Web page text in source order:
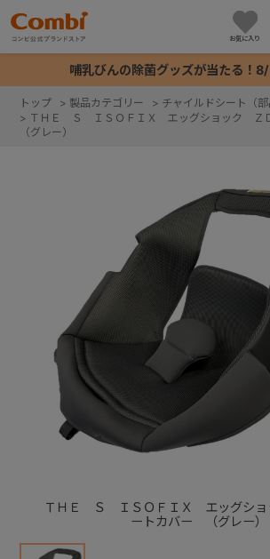
お気に入り
哺乳びんの除菌グッズが当たる！
トップ > 製品カテゴリー > チャイルドシート（部
> ＴＨＥ Ｓ ＩＳＯＦＩＸ エッグショック Ｚ
（グレー）
ＴＨＥ Ｓ ＩＳＯＦＩＸ エッグシ
ートカバー （グレー）